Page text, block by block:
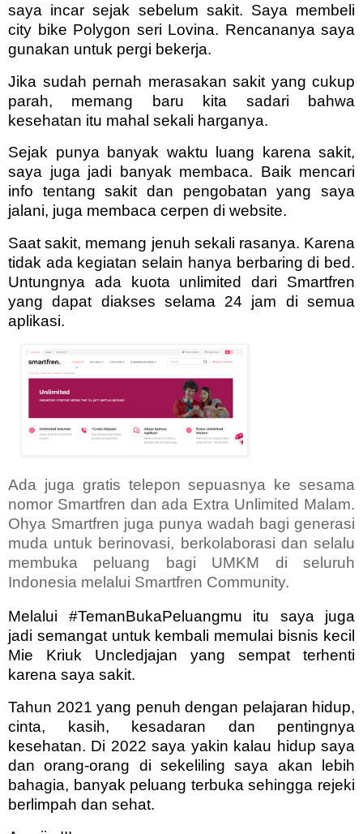
saya incar sejak sebelum sakit. Saya membeli
city bike Polygon seri Lovina. Rencananya saya
gunakan untuk pergi bekerja.
Jika sudah pernah merasakan sakit yang cukup
parah, memang baru kita sadari bahwa
kesehatan itu mahal sekali harganya.
Sejak punya banyak waktu luang karena sakit,
saya juga jadi banyak membaca. Baik mencari
info tentang sakit dan pengobatan yang saya
jalani, juga membaca cerpen di website.
Saat sakit, memang jenuh sekali rasanya. Karena
tidak ada kegiatan selain hanya berbaring di bed.
Untungnya ada kuota unlimited dari Smartfren
yang dapat diakses selama 24 jam di semua
aplikasi.
Ada juga gratis telepon sepuasnya ke sesama
nomor Smartfren dan ada Extra Unlimited Malam.
Ohya Smartfren juga punya wadah bagi generasi
muda untuk berinovasi, berkolaborasi dan selalu
membuka peluang bagi UMKM di seluruh
Indonesia melalui Smartfren Community.
Melalui #TemanBukaPeluangmu itu saya juga
jadi semangat untuk kembali memulai bisnis kecil
Mie Kriuk Uncledjajan yang sempat terhenti
karena saya sakit.
Tahun 2021 yang penuh dengan pelajaran hidup,
cinta, kasih, kesadaran dan pentingnya
kesehatan. Di 2022 saya yakin kalau hidup saya
dan orang-orang di sekeliling saya akan lebih
bahagia, banyak peluang terbuka sehingga rejeki
berlimpah dan sehat.